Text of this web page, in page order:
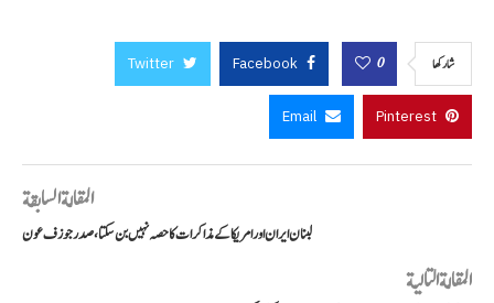
شاركها 0
Facebook
Twitter
Pinterest
Email
المقالة السابقة
لبنان ایران اور امریکا کے مذاکرات کا حصہ نہیں بن سکتا، صدر جوزف عون
المقالة التالية